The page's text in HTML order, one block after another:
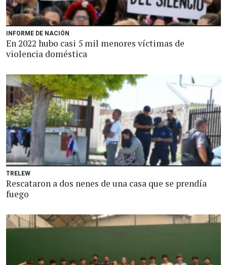
INFORME DE NACIÓN
En 2022 hubo casi 5 mil menores víctimas de
violencia doméstica
TRELEW
Rescataron a dos nenes de una casa que se prendía
fuego